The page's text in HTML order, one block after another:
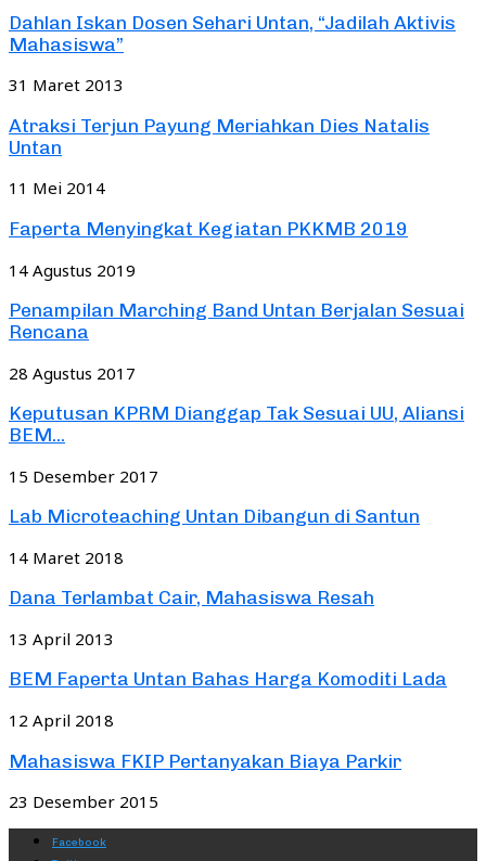
Dahlan Iskan Dosen Sehari Untan, “Jadilah Aktivis
Mahasiswa”
31 Maret 2013
Atraksi Terjun Payung Meriahkan Dies Natalis
Untan
11 Mei 2014
Faperta Menyingkat Kegiatan PKKMB 2019
14 Agustus 2019
Penampilan Marching Band Untan Berjalan Sesuai
Rencana
28 Agustus 2017
Keputusan KPRM Dianggap Tak Sesuai UU, Aliansi
BEM...
15 Desember 2017
Lab Microteaching Untan Dibangun di Santun
14 Maret 2018
Dana Terlambat Cair, Mahasiswa Resah
13 April 2013
BEM Faperta Untan Bahas Harga Komoditi Lada
12 April 2018
Mahasiswa FKIP Pertanyakan Biaya Parkir
23 Desember 2015
Facebook